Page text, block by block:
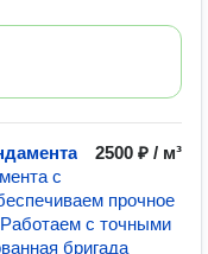
2500 ₽ / м³
с
прочное
с точными
бригада